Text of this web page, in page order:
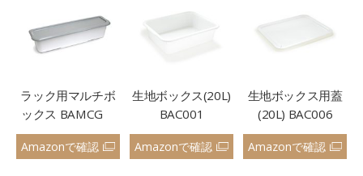
ラック用マルチボ
ックス BAMCG
Amazonで確認
生地ボックス(20L)
BAC001
Amazonで確認
生地ボックス用蓋
(20L) BAC006
Amazonで確認